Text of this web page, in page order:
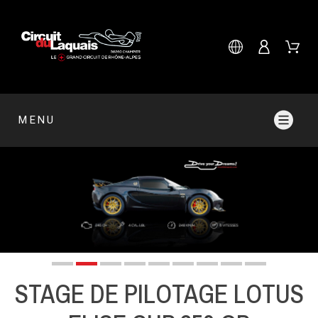
MENU
STAGE DE PILOTAGE LOTUS